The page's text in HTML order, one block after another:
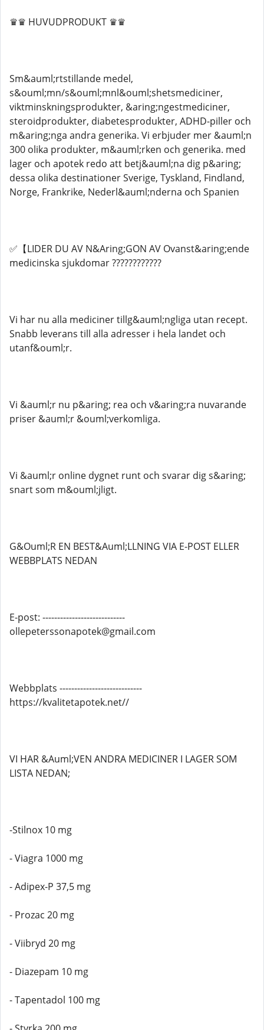
♛♛ HUVUDPRODUKT ♛♛
Sm&auml;rtstillande medel,
s&ouml;mn/s&ouml;mnl&ouml;shetsmediciner,
viktminskningsprodukter, &aring;ngestmediciner,
steroidprodukter, diabetesprodukter, ADHD-piller och
m&aring;nga andra generika. Vi erbjuder mer &auml;n
300 olika produkter, m&auml;rken och generika. med
lager och apotek redo att betj&auml;na dig p&aring;
dessa olika destinationer Sverige, Tyskland, Findland,
Norge, Frankrike, Nederl&auml;nderna och Spanien
✅【LIDER DU AV N&Aring;GON AV Ovanst&aring;ende
medicinska sjukdomar ????????????​​​​​​​​​​​
Vi har nu alla mediciner tillg&auml;ngliga utan recept.
Snabb leverans till alla adresser i hela landet och
utanf&ouml;r.
Vi &auml;r nu p&aring; rea och v&aring;ra nuvarande
priser &auml;r &ouml;verkomliga.
Vi &auml;r online dygnet runt och svarar dig s&aring;
snart som m&ouml;jligt.
G&Ouml;R EN BEST&Auml;LLNING VIA E-POST ELLER
WEBBPLATS NEDAN
E-post: ----------------------------
ollepeterssonapotek@gmail.com
Webbplats ----------------------------
https://kvalitetapotek.net//
VI HAR &Auml;VEN ANDRA MEDICINER I LAGER SOM
LISTA NEDAN;
-Stilnox 10 mg
- Viagra 1000 mg
- Adipex-P 37,5 mg
- Prozac 20 mg
- Viibryd 20 mg
- Diazepam 10 mg
- Tapentadol 100 mg